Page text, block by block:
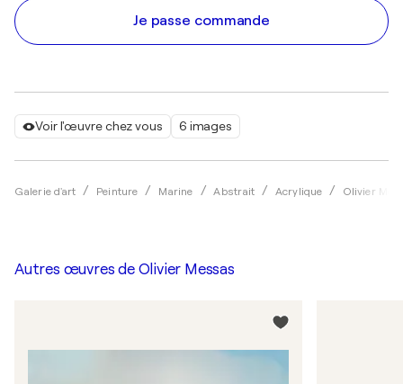
Voir l'œuvre chez vous 6 images
Galerie d'art Peinture Marine Abstrait Acrylique Olivier
Je passe commande
Autres œuvres de Olivier Messas